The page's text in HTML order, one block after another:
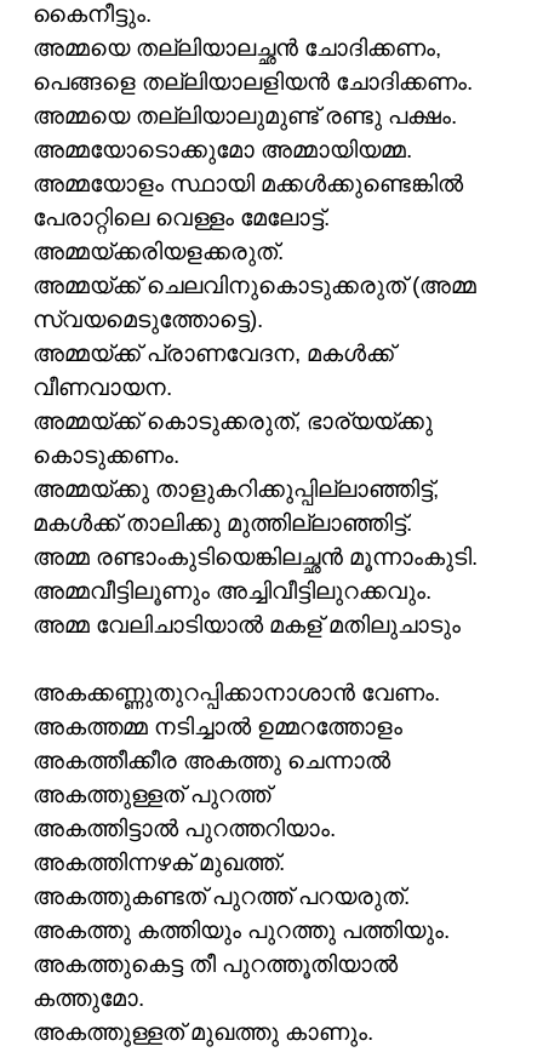
കൈനീട്ടും.
അമ്മയെ തല്ലിയാലച്ഛൻ ചോദിക്കണം,
പെങ്ങളെ തല്ലിയാലളിയൻ ചോദിക്കണം.
അമ്മയെ തല്ലിയാലുമുണ്ട് രണ്ടു പക്ഷം.
അമ്മയോടൊക്കുമോ അമ്മായിയമ്മ.
അമ്മയോളം സ്ഥായി മക്കൾക്കുണ്ടെങ്കിൽ
പേരാറ്റിലെ വെള്ളം മേലോട്ട്.
അമ്മയ്ക്കരിയളക്കരുത്.
അമ്മയ്ക്ക് ചെലവിനുകൊടുക്കരുത് (അമ്മ
സ്വയമെടുത്തോട്ടെ).
അമ്മയ്ക്ക് പ്രാണവേദന, മകൾക്ക്
വീണവായന.
അമ്മയ്ക്ക് കൊടുക്കരുത്, ഭാര്യയ്ക്കു
കൊടുക്കണം.
അമ്മയ്ക്കു താളുകറിക്കുപ്പില്ലാഞ്ഞിട്ട്,
മകൾക്ക് താലിക്കു മുത്തില്ലാഞ്ഞിട്ട്.
അമ്മ രണ്ടാംകുടിയെങ്കിലച്ഛൻ മൂന്നാംകുടി.
അമ്മവീട്ടിലൂണും അച്ചിവീട്ടിലുറക്കവും.
അമ്മ വേലിചാടിയാൽ മകള് മതിലുചാടും
അകക്കണ്ണുതുറപ്പിക്കാനാശാൻ വേണം.
അകത്തമ്മ നടിച്ചാൽ ഉമ്മറത്തോളം
അകത്തീക്കീര അകത്തു ചെന്നാൽ
അകത്തുള്ളത് പുറത്ത്
അകത്തിട്ടാൽ പുറത്തറിയാം.
അകത്തിന്നഴക് മുഖത്ത്.
അകത്തുകണ്ടത് പുറത്ത് പറയരുത്.
അകത്തു കത്തിയും പുറത്തു പത്തിയും.
അകത്തുകെട്ട തീ പുറത്തൂതിയാൽ
കത്തുമോ.
അകത്തുള്ളത് മുഖത്തു കാണും.